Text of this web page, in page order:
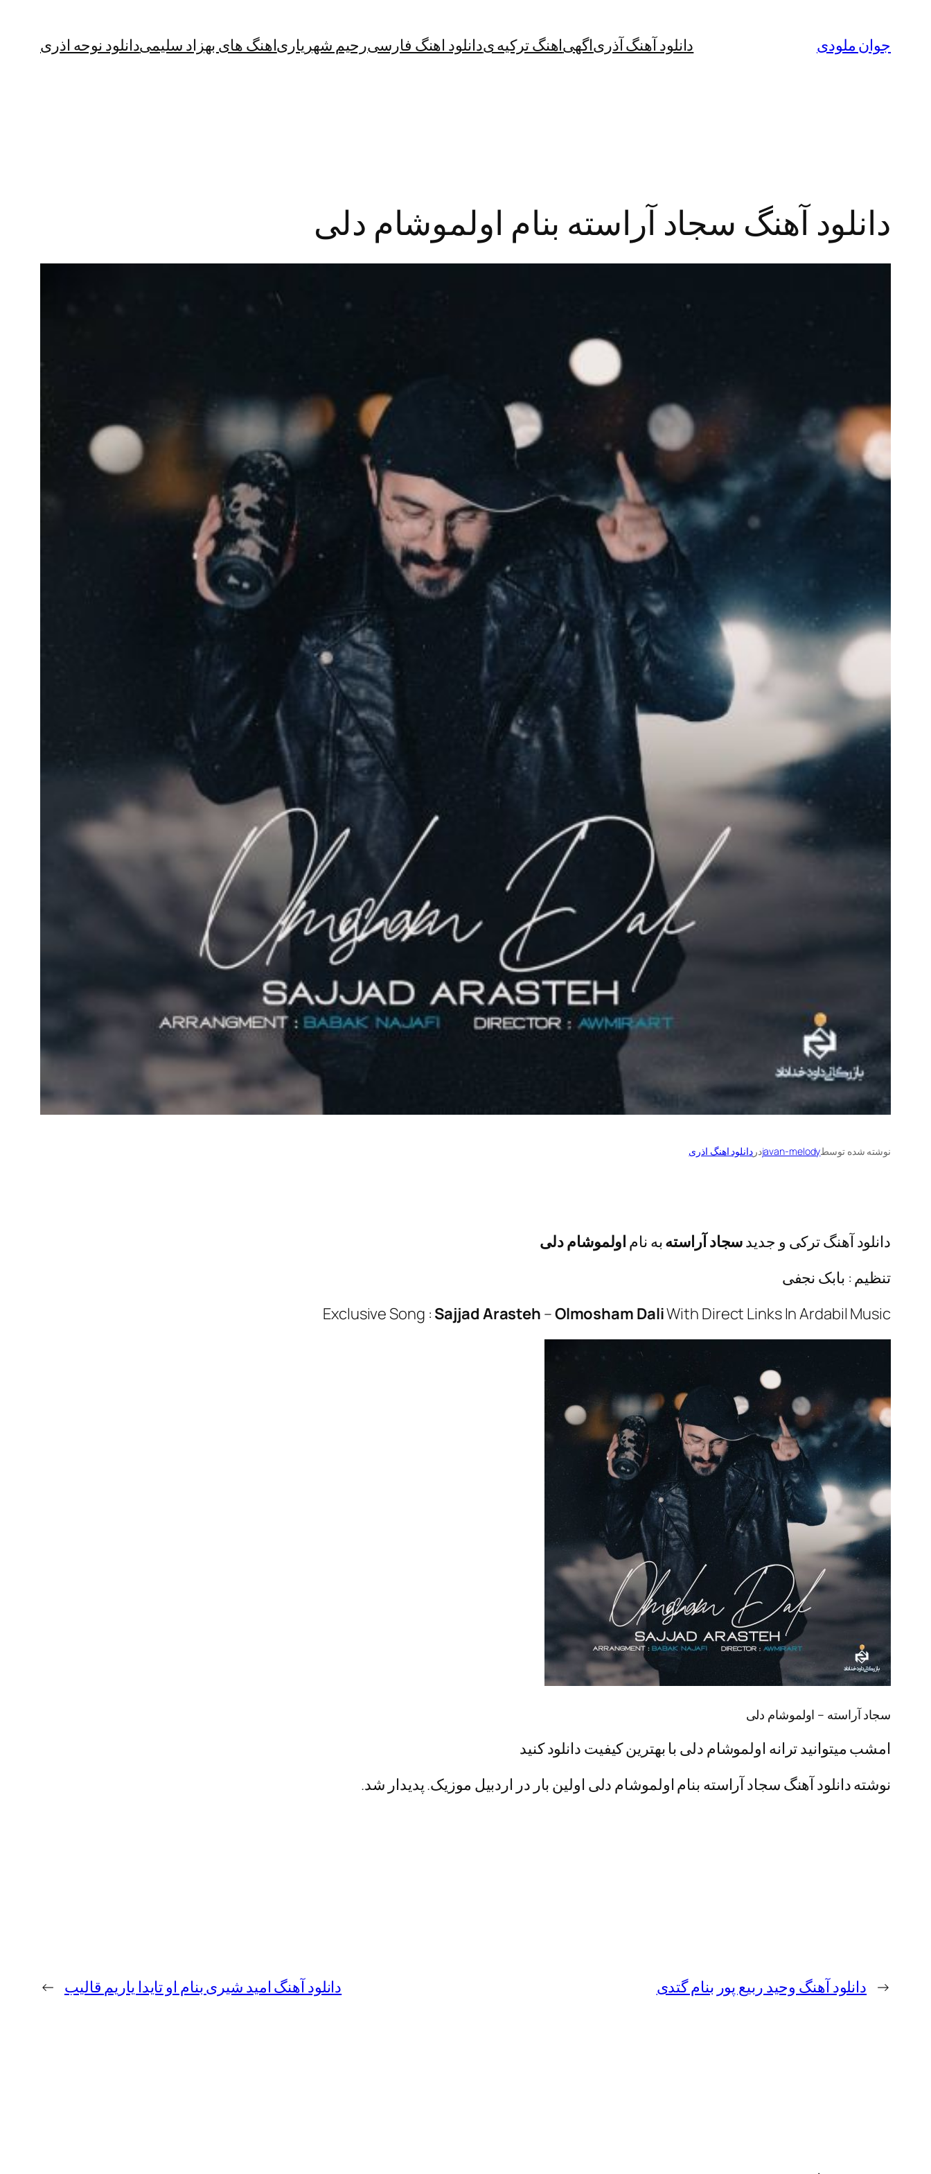
جوان ملودی دانلود آهنگ آذریاگهیاهنگ ترکیه یدانلود اهنگ فارسیرحیم شهریاریاهنگ های بهزاد سلیمیدانلود نوحه اذری
دانلود آهنگ سجاد آراسته بنام اولموشام دلی
نوشته شده توسطjavan-melodyدردانلود اهنگ اذری
دانلود آهنگ ترکی و جدیدسجاد آراستهبه نام اولموشام دلی
تنظیم : بابک نجفی
Exclusive Song : Sajjad Arasteh –Olmosham DaliWith Direct Links In Ardabil Music
سجاد آراسته – اولموشام دلی
امشب میتوانید ترانه اولموشام دلی با بهترین کیفیت دانلود کنید
نوشته دانلود آهنگ سجاد آراسته بنام اولموشام دلی اولین بار در اردبیل موزیک. پدیدار شد.
← دانلود آهنگ وحید ربیع پور بنام گتدی دانلود آهنگ امید شیری بنام او تایدا یاریم قالیب →